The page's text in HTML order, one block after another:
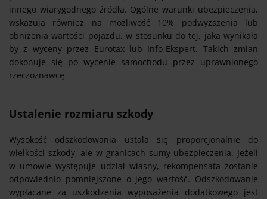
innego wiarygodnego źródła. Ogólne warunki ubezpieczenia,
wskazują również na możliwość 10% podwyższenia lub
obniżenia wartości pojazdu, w stosunku do tej, jaka wynikała
by z wyceny przez Eurotax lub Info-Ekspert. Takich zmian
dokonuje się po wycenie samochodu przez uprawnionego
rzeczoznawcę
Ustalenie rozmiaru szkody
Wysokość odszkodowania ustala się proporcjonalnie do
wielkości szkody, ale w granicach sumy ubezpieczenia. Jeżeli
w umowie występuje udział własny, rekompensata zostanie
odpowiednio pomniejszone o jego wartość. Odszkodowanie
wypłacane za uszkodzenia wyposażenia dodatkowego jest